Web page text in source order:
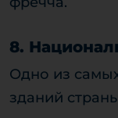
8.
Одно из
зданий